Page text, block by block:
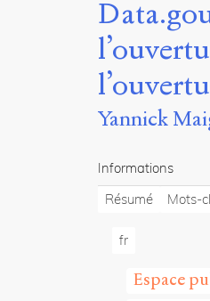
Yannick
Informations
Résumé
Mots-
fr
Espace